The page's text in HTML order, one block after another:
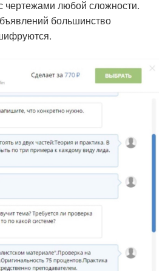
чертежами любой сложности.
большинство